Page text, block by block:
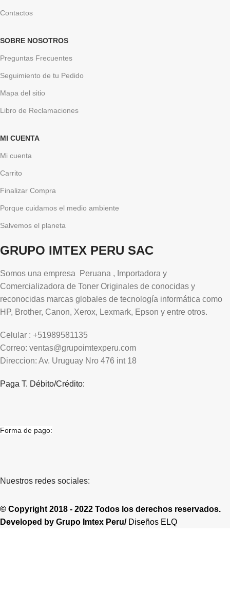
Contactos
SOBRE NOSOTROS
Preguntas Frecuentes
Seguimiento de tu Pedido
Mapa del sitio
Libro de Reclamaciones
MI CUENTA
Mi cuenta
Carrito
Finalizar Compra
Porque cuidamos el medio ambiente
Salvemos el planeta
GRUPO IMTEX PERU SAC
Somos una empresa Peruana , Importadora y
Comercializadora de Toner Originales de conocidas y
reconocidas marcas globales de tecnología informática como
HP, Brother, Canon, Xerox, Lexmark, Epson y entre otros.
Celular : +51989581135
Correo: ventas@grupoimtexperu.com
Direccion: Av. Uruguay Nro 476 int 18
Paga T. Débito/Crédito:
Forma de pago:
Nuestros redes sociales:
© Copyright 2018 - 2022 Todos los derechos reservados.
Developed by Grupo Imtex Peru/ Diseños ELQ